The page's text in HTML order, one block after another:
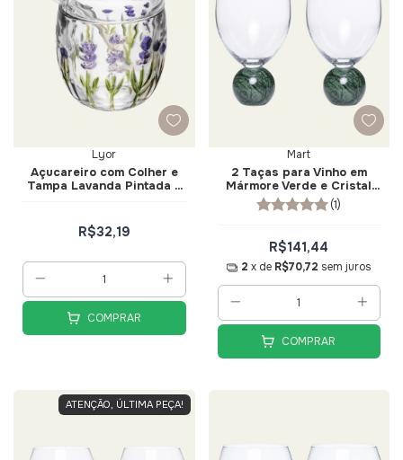
Lyor
Açucareiro com Colher e
Tampa Lavanda Pintada a
R$32,19
COMPRAR
Mart
2 Taças para Vinho em
Mármore Verde e Cristal
520ml - Mart
(1)
R$141,44
2 x de R$70,72 sem juros
COMPRAR
ATENÇÃO, ÚLTIMA PEÇA!